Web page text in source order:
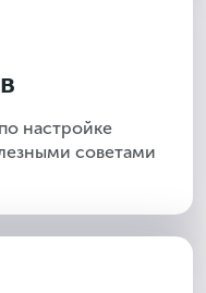
настройке
советами